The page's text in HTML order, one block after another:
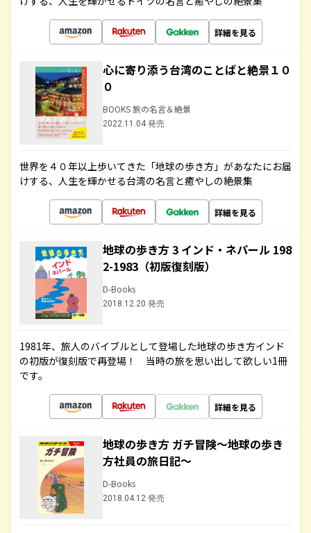
詳細を見る
心に寄り添う台湾のことばと絶景１０
０
BOOKS 旅の名言＆絶景
2022.11.04 発売
世界を４０年以上歩いてきた「地球の歩き方」があなたにお届
けする、人生を輝かせる台湾の名言と癒やしの絶景集
詳細を見る
地球の歩き方 3 インド・ネパール 198
2-1983（初版復刻版）
D-Books
2018.12.20 発売
1981年、旅人のバイブルとして登場した地球の歩き方インド
の初版が復刻版で再登場！ 当時の旅を思い出して欲しい1冊
です。
詳細を見る
地球の歩き方 ガチ冒険～地球の歩き
方社員の旅日記～
D-Books
2018.04.12 発売